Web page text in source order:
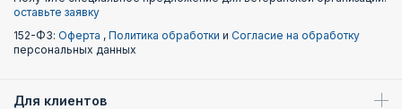
оставьте заявку
152-ФЗ: Оферта , Политика обработки и Согласие на обработку
персональных данных
Для клиентов